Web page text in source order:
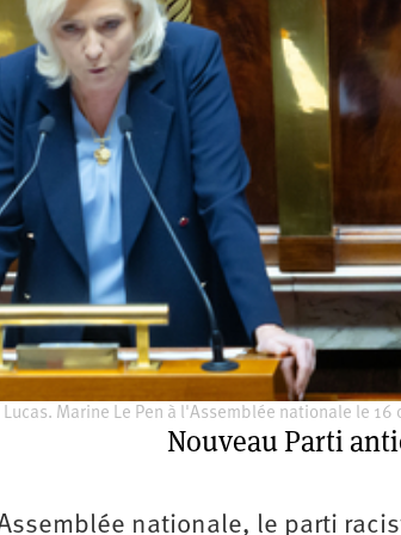
Marine Le Pen à l'Assemblée nationale le 16
Nouveau Parti
nationale, le parti